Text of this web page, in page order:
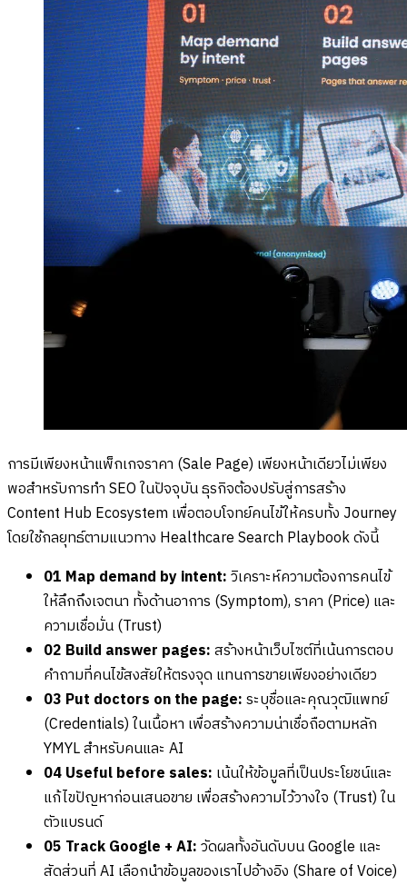
การมีเพียงหน้าแพ็กเกจราคา (Sale Page) เพียงหน้าเดียวไม่เพียง
พอสำหรับการทำ SEO ในปัจจุบัน ธุรกิจต้องปรับสู่การสร้าง
Content Hub Ecosystem เพื่อตอบโจทย์คนไข้ให้ครบทั้ง Journey
โดยใช้กลยุทธ์ตามแนวทาง Healthcare Search Playbook ดังนี้
01 Map demand by intent:วิเคราะห์ความต้องการคนไข้
ให้ลึกถึงเจตนา ทั้งด้านอาการ (Symptom), ราคา (Price) และ
ความเชื่อมั่น (Trust)
02 Build answer pages:สร้างหน้าเว็บไซต์ที่เน้นการตอบ
คำถามที่คนไข้สงสัยให้ตรงจุด แทนการขายเพียงอย่างเดียว
03 Put doctors on the page:ระบุชื่อและคุณวุฒิแพทย์
(Credentials) ในเนื้อหา เพื่อสร้างความน่าเชื่อถือตามหลัก
YMYL สำหรับคนและ AI
04 Useful before sales: เน้นให้ข้อมูลที่เป็นประโยชน์และ
แก้ไขปัญหาก่อนเสนอขาย เพื่อสร้างความไว้วางใจ (Trust) ใน
ตัวแบรนด์
05 Track Google + AI:วัดผลทั้งอันดับบน Google และ
สัดส่วนที่ AI เลือกนำข้อมูลของเราไปอ้างอิง (Share of Voice)